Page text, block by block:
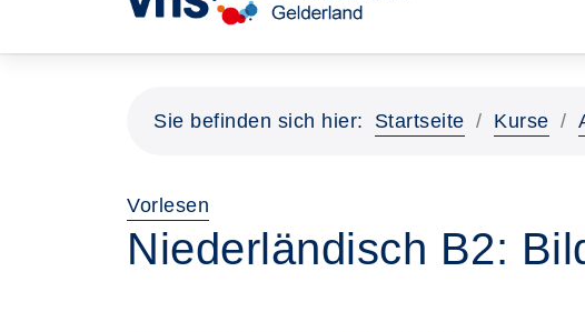
Sie befinden sich hier: Startseite Kurse
Vorlesen
Niederländisch B2: